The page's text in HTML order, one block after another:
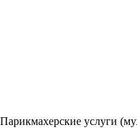
Парикмахерские услуги